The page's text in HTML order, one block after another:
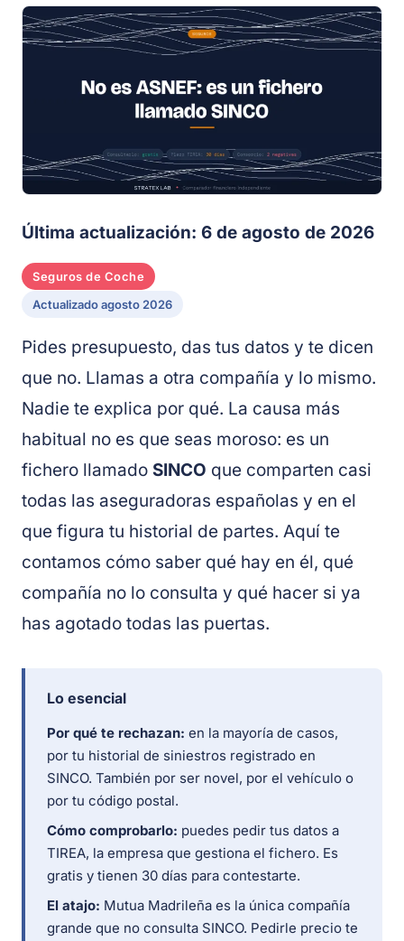
Última actualización: 6 de agosto de 2026
Seguros de Coche
Actualizado agosto 2026
Pides presupuesto, das tus datos y te dicen
que no. Llamas a otra compañía y lo mismo.
Nadie te explica por qué. La causa más
habitual no es que seas moroso: es un
fichero llamado SINCO que comparten casi
todas las aseguradoras españolas y en el
que figura tu historial de partes. Aquí te
contamos cómo saber qué hay en él, qué
compañía no lo consulta y qué hacer si ya
has agotado todas las puertas.
Lo esencial
Por qué te rechazan: en la mayoría de casos,
por tu historial de siniestros registrado en
SINCO. También por ser novel, por el vehículo o
por tu código postal.
Cómo comprobarlo: puedes pedir tus datos a
TIREA, la empresa que gestiona el fichero. Es
gratis y tienen 30 días para contestarte.
El atajo: Mutua Madrileña es la única compañía
grande que no consulta SINCO. Pedirle precio te